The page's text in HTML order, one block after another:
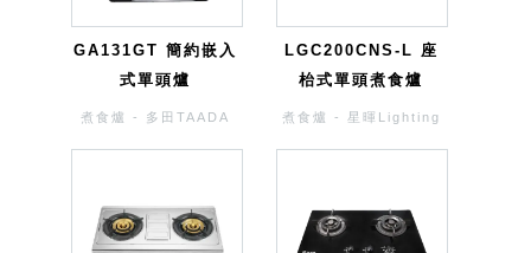
GA131GT 簡約嵌入
式單頭爐
煮食爐 - 多田TAADA
LGC200CNS-L 座
枱式單頭煮食爐
煮食爐 - 星暉Lighting